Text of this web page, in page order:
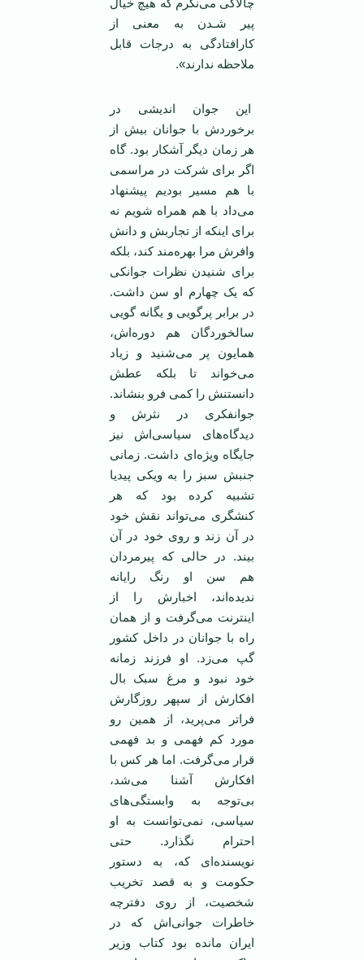
پیر شـدن به معنی از
کار‌افتادگی به درجات قابل
ملاحظه ندارند».
این جوان اندیشی در
برخوردش با جوانان بیش از
هر زمان دیگر آشکار بود. ‌گاه
اگر برای شرکت در مراسمی
با هم مسیر بودیم پیشنهاد
می‌داد با هم همراه شویم نه
برای اینکه از تجاربش و دانش
وافرش مرا بهره‌مند کند، بلکه
برای شنیدن نظرات جوانکی
که یک چهارم او سن داشت.
در برابر پرگویی و یگانه گویی
سالخوردگان هم دوره‌اش،
همایون پر می‌شنید و زیاد
می‌خواند تا بلکه عطش
دانستنش را کمی فرو بنشاند.
جوانفکری در نثرش و
دیدگاه‌های سیاسی‌اش نیز
جایگاه ویژه‌ای داشت. زمانی
جنبش سبز را به ویکی پیدیا
تشبیه کرده بود که هر
کنشگری می‌تواند نقش خود
در آن زند و روی خود در آن
بیند. در حالی که پیرمردان
هم سن او رنگ رایانه
ندیده‌اند، اخبارش را از
اینترنت می‌گرفت و از‌‌ همان
راه با جوانان در داخل کشور
گپ می‌زد. او فرزند زمانه
خود نبود و مرغ سبک بال
افکارش از سپهر روزگارش
فرا‌تر می‌پرید، از همین رو
مورد کم فهمی و بد فهمی
قرار می‌گرفت. اما هر کس با
افکارش آشنا می‌شد،
بی‌توجه به وابستگی‌های
سیاسی، نمی‌توانست به او
احترام نگذارد. حتی
نویسنده‌ای که، به دستور
حکومت و به قصد تخریب
شخصیت، از روی دفترچه
خاطرات جوانی‌اش که در
ایران مانده بود کتاب وزیر